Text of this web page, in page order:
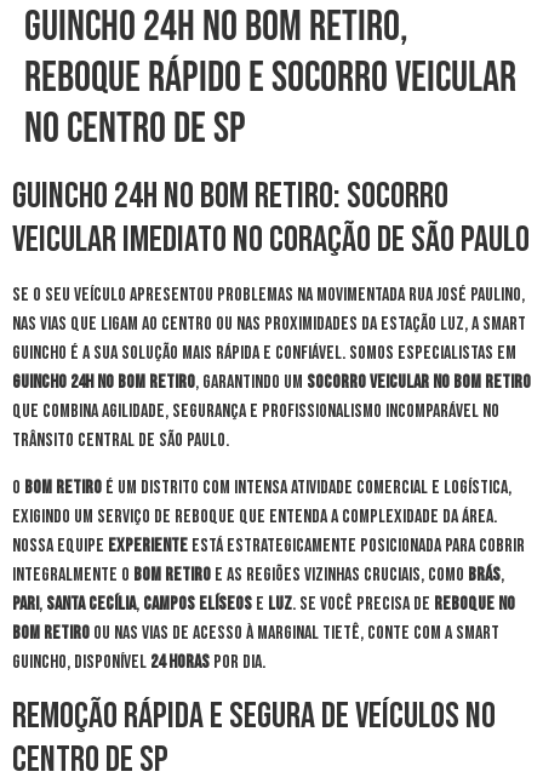
Guincho 24h no Bom Retiro,
Reboque Rápido e Socorro Veicular
no Centro de SP
Guincho 24h no Bom Retiro: Socorro
Veicular Imediato no Coração de São Paulo
Se o seu veículo apresentou problemas na movimentada Rua José Paulino,
nas vias que ligam ao Centro ou nas proximidades da Estação Luz, a Smart
Guincho é a sua solução mais rápida e confiável. Somos especialistas em
guincho 24h no Bom Retiro, garantindo um socorro veicular no Bom Retiro
que combina agilidade, segurança e profissionalismo incomparável no
trânsito central de São Paulo.
O Bom Retiro é um distrito com intensa atividade comercial e logística,
exigindo um serviço de reboque que entenda a complexidade da área.
Nossa equipe experiente está estrategicamente posicionada para cobrir
integralmente o Bom Retiro e as regiões vizinhas cruciais, como Brás,
Pari, Santa Cecília, Campos Elíseos e Luz. Se você precisa de reboque no
Bom Retiro ou nas vias de acesso à Marginal Tietê, conte com a Smart
Guincho, disponível 24 horas por dia.
Remoção Rápida e Segura de Veículos no
Centro de SP